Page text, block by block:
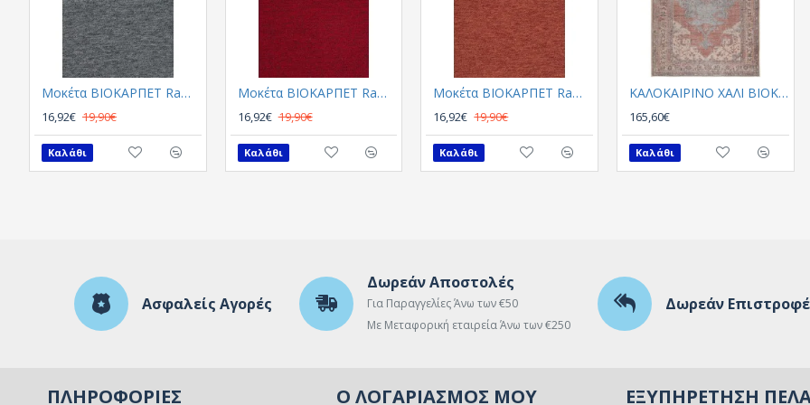
Μοκέτα ΒΙΟΚΑΡΠΕΤ Rambo New 72
16,92€ 19,90€
Καλάθι
Μοκέτα ΒΙΟΚΑΡΠΕΤ Rambo new 9016 10
16,92€ 19,90€
Καλάθι
Μοκέτα ΒΙΟΚΑΡΠΕΤ Rambo New 9016 38
16,92€ 19,90€
Καλάθι
Μοκέτα ΒΙΟΚΑΡΠΕΤ Rambo new 9016 70
16,92€ 19,90€
Καλάθι
ΚΑΛΟΚΑΙΡΙΝΟ ΧΑΛΙ ΒΙΟΚΑΡΠΕΤ PLUMERIA 5525 01
165,60€
Καλάθι
Ασφαλείς Αγορές
Δωρεάν Αποστολές
Για Παραγγελίες Άνω των €50
Με Μεταφορική εταιρεία Άνω των €250
Δωρεάν
ΠΛΗΡΟΦΟΡΊΕΣ Ο ΛΟΓΑΡΙΑΣΜΌΣ ΜΟΥ ΕΞΥΠΗΡΈΤΗΣΗ